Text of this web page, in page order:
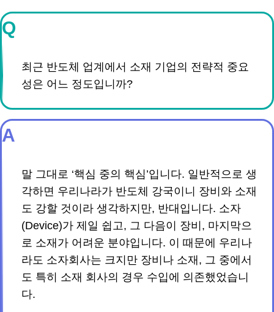
Q
최근 반도체 업계에서 소재 기업의 전략적 중요
성은 어느 정도입니까?
A
말 그대로 ‘핵심 중의 핵심’입니다. 일반적으로 생
각하면 우리나라가 반도체 강국이니 장비와 소재
도 강할 것이라 생각하지만, 반대입니다. 소자
(Device)가 제일 쉽고, 그 다음이 장비, 마지막으
로 소재가 어려운 분야입니다. 이 때문에 우리나
라도 소자회사는 크지만 장비나 소재, 그 중에서
도 특히 소재 회사의 경우 수입에 의존했었습니
다.